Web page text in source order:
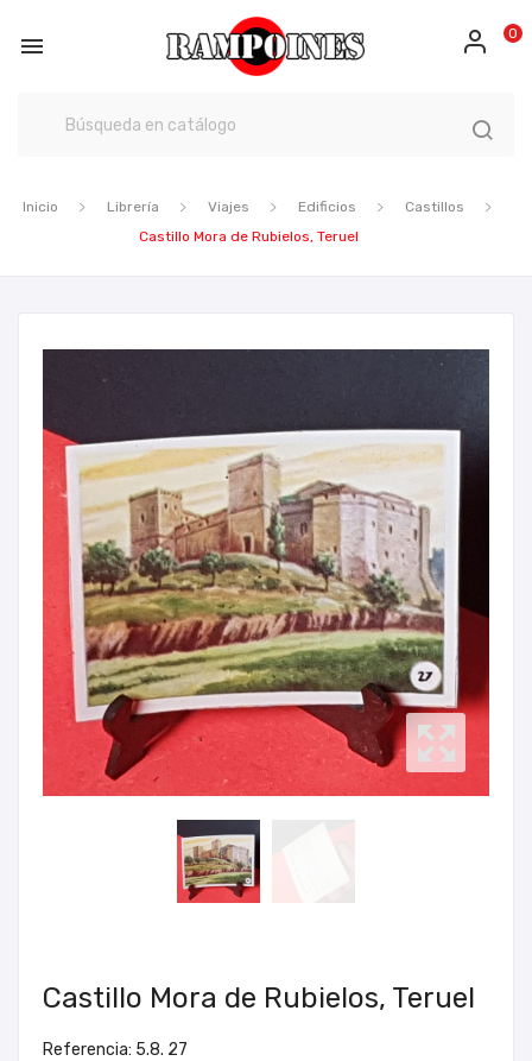
 0
Inicio Librería Viajes Edificios
Castillos
Castillo Mora de Rubielos, Teruel
Castillo Mora de Rubielos, Teruel
Referencia: 5.8. 27